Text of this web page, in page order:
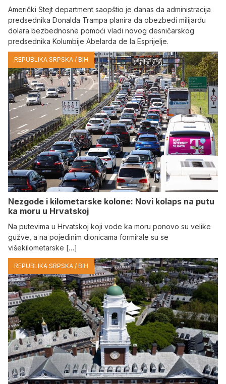
Američki Stejt department saopštio je danas da administracija
predsednika Donalda Trampa planira da obezbedi milijardu
dolara bezbednosne pomoći vladi novog desničarskog
predsednika Kolumbije Abelarda de la Esprijelje.
REPUBLIKA SRPSKA / BIH
Nezgode i kilometarske kolone: Novi kolaps na putu
ka moru u Hrvatskoj
Na putevima u Hrvatskoj koji vode ka moru ponovo su velike
gužve, a na pojedinim dionicama formirale su se
višekilometarske […]
REPUBLIKA SRPSKA / BIH